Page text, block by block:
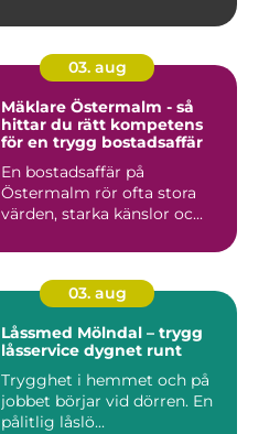
03. aug
Mäklare Östermalm - så
hittar du rätt kompetens
för en trygg bostadsaffär
En bostadsaffär på
Östermalm rör ofta stora
värden, starka känslor oc...
03. aug
Låssmed Mölndal – trygg
låsservice dygnet runt
Trygghet i hemmet och på
jobbet börjar vid dörren. En
pålitlig låslö...